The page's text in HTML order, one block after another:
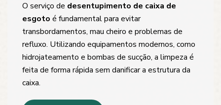
O serviço de desentupimento de caixa de
esgoto é fundamental para evitar
transbordamentos, mau cheiro e problemas de
refluxo. Utilizando equipamentos modernos, como
hidrojateamento e bombas de sucção, a limpeza é
feita de forma rápida sem danificar a estrutura da
caixa.